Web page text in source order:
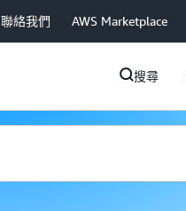
聯絡我們 AWS Marketplace
搜尋